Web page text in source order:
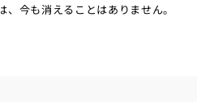
今も消えることはありません。